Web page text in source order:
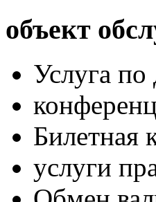
объект
Услуга по
Билетная
услуги